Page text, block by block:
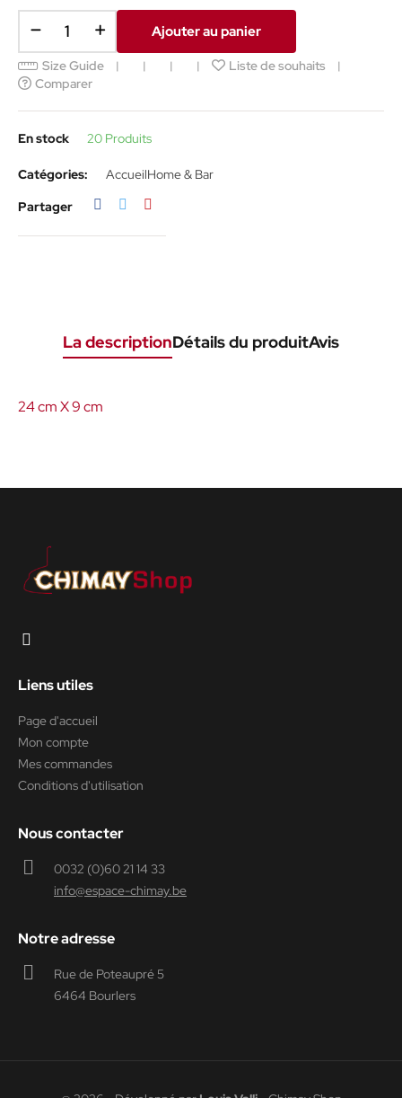
Ajouter au panier
Size Guide
Liste de souhaits
Comparer
En stock 20 Produits
Catégories: AccueilHome & Bar
Partager
La descriptionDétails du produitAvis
24 cm X 9 cm
Liens utiles
Page d'accueil
Mon compte
Mes commandes
Conditions d'utilisation
Nous contacter
0032 (0)60 21 14 33
info@espace-chimay.be
Notre adresse
Rue de Poteaupré 5
6464 Bourlers